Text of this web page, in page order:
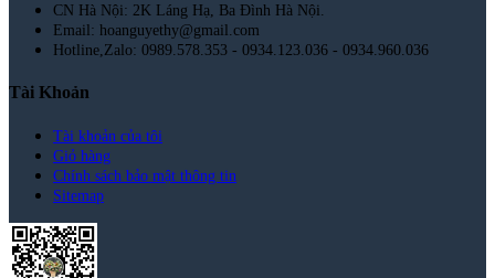
CN Hà Nội: 2K Láng Hạ, Ba Đình Hà Nội.
Email: hoanguyethy@gmail.com
Hotline,Zalo: 0989.578.353 - 0934.123.036 - 0934.960.036
Tài Khoản
Tài khoản của tôi
Giỏ hàng
Chính sách bảo mật thông tin
Sitemap